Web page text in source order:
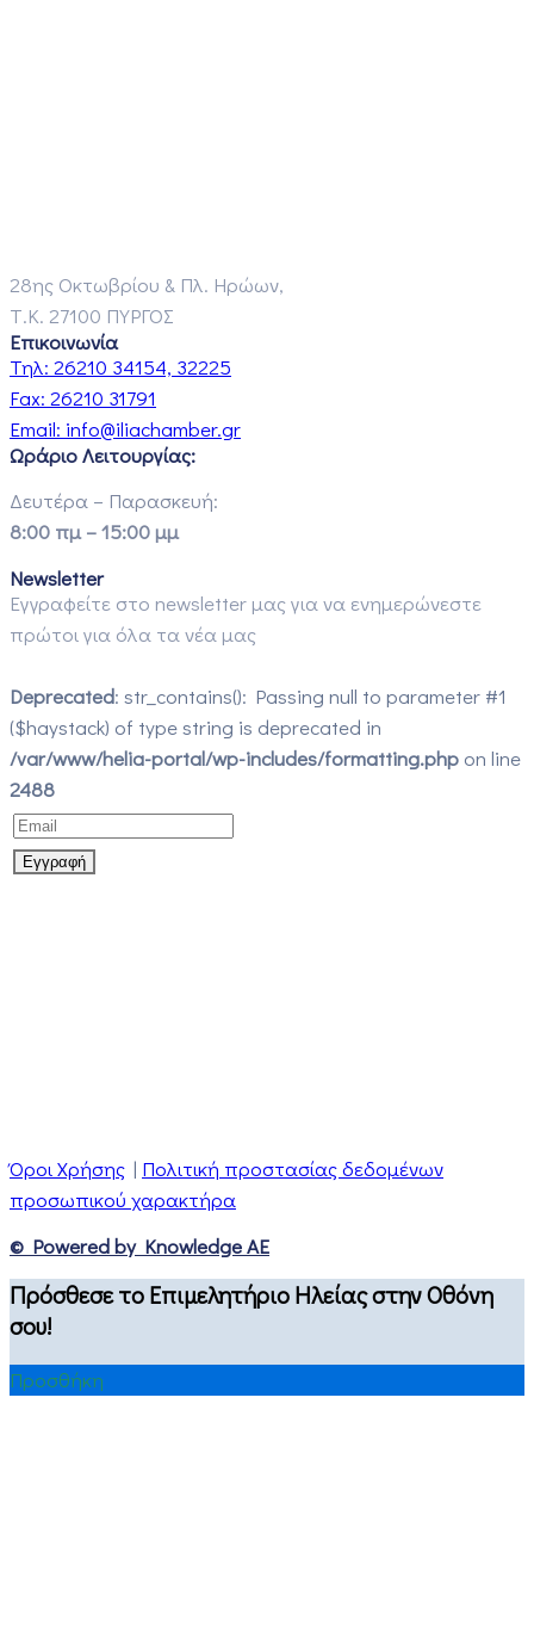
28ης Οκτωβρίου & Πλ. Ηρώων,
Τ.Κ. 27100 ΠΥΡΓΟΣ
Επικοινωνία
Τηλ: 26210 34154, 32225
Fax: 26210 31791
Email: info@iliachamber.gr
Ωράριο Λειτουργίας:
Δευτέρα – Παρασκευή:
8:00 πμ – 15:00 μμ
Newsletter
Εγγραφείτε στο newsletter μας για να ενημερώνεστε
πρώτοι για όλα τα νέα μας
Deprecated: str_contains(): Passing null to parameter #1
($haystack) of type string is deprecated in
/var/www/helia-portal/wp-includes/formatting.php on line
2488
Όροι Χρήσης | Πολιτική προστασίας δεδομένων
προσωπικού χαρακτήρα
© Powered by Knowledge AE
Πρόσθεσε το Επιμελητήριο Ηλείας στην Οθόνη
σου!
Προσθήκη